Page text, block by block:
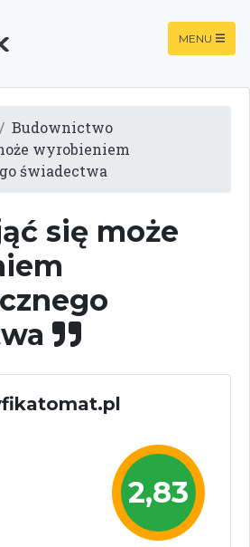
MENU
Budownictwo
wyrobieniem
świadectwa
się może
2,83